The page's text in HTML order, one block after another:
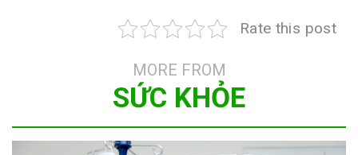
Rate this post
MORE FROM
SỨC KHỎE